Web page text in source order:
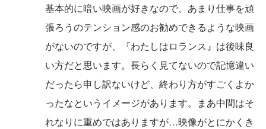
基本的に暗い映画が好きなので、あまり仕事を頑
張ろうのテンション感のお勧めできるような映画
がないのですが、『わたしはロランス』は後味良
い方だと思います。長らく見てないので記憶違い
だったら申し訳ないけど、終わり方がすごくよか
ったなというイメージがあります。まあ中間はそ
れなりに重めではありますが…映像がとにかくき